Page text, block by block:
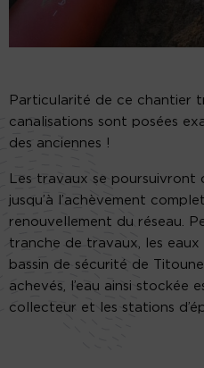
Particularité de ce chantier
canalisations sont posées
des anciennes !
Les travaux se poursuivront
jusqu’à l’achèvement
renouvellement du réseau.
tranche de travaux, les
bassin de sécurité de
achevés, l’eau ainsi stockée
collecteur et les stations